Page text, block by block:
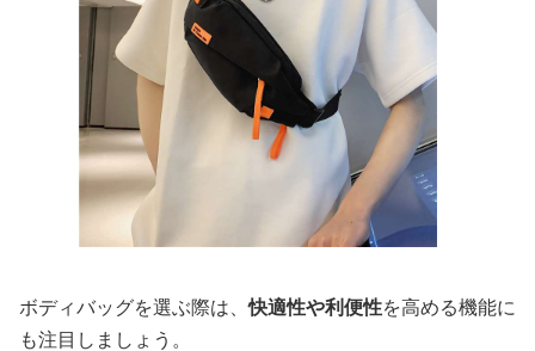
ボディバッグを選ぶ際は、快適性や利便性を高める機能に
も注目しましょう。